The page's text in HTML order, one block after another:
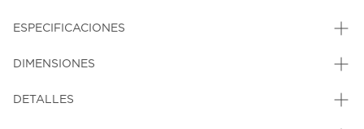
ESPECIFICACIONES
DIMENSIONES
DETALLES